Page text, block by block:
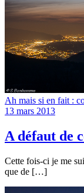
Ah mais si en fait :
13 mars 2013
A défaut de
Cette fois-ci je me
que de […]